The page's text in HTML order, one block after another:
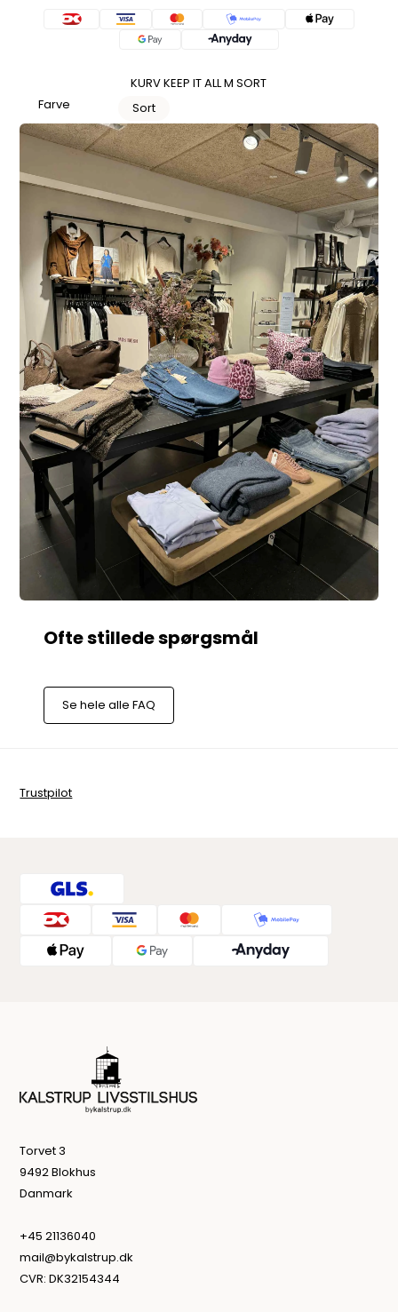
KURV KEEP IT ALL M SORT
Farve
Sort
Se hele alle FAQ
Trustpilot
Torvet 3
9492 Blokhus
Danmark
+45 21136040
mail@bykalstrup.dk
CVR: DK32154344